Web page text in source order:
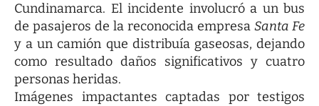
Cundinamarca. El incidente involucró a un bus
de pasajeros de la reconocida empresa Santa Fe
y a un camión que distribuía gaseosas, dejando
como resultado daños significativos y cuatro
personas heridas.
Imágenes impactantes captadas por testigos